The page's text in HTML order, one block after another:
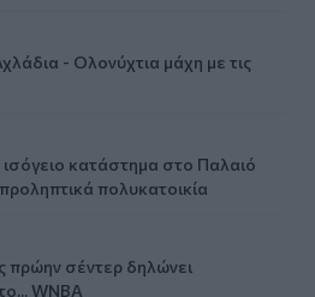
- Ολονύχτια μάχη με τις
κατάστημα στο Παλαιό
πολυκατοικία
πρώην σέντερ δηλώνει
WNBA